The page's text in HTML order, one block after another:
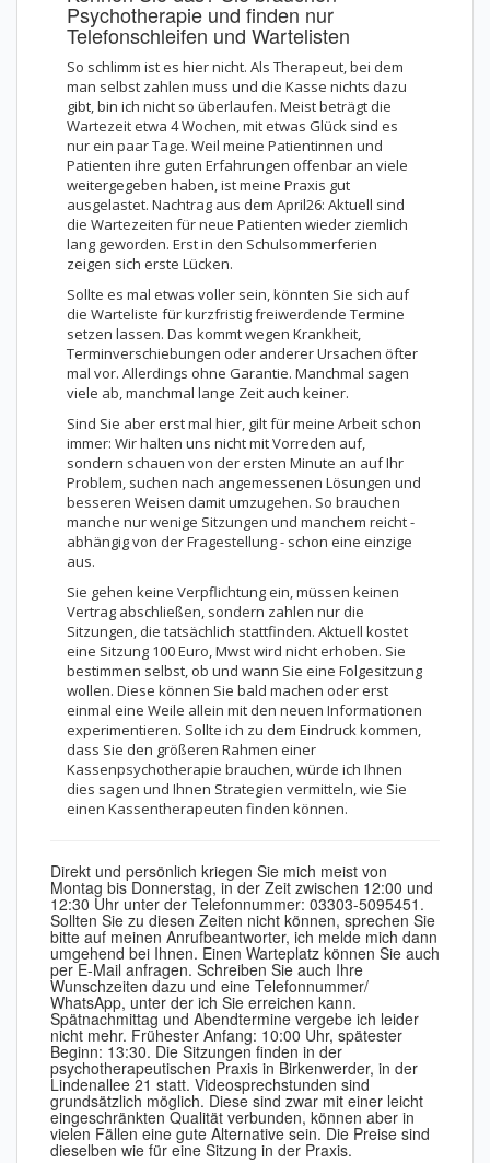
Psychotherapie und finden nur
Telefonschleifen und Wartelisten
So schlimm ist es hier nicht. Als Therapeut, bei dem
man selbst zahlen muss und die Kasse nichts dazu
gibt, bin ich nicht so überlaufen. Meist beträgt die
Wartezeit etwa 4 Wochen, mit etwas Glück sind es
nur ein paar Tage. Weil meine Patientinnen und
Patienten ihre guten Erfahrungen offenbar an viele
weitergegeben haben, ist meine Praxis gut
ausgelastet. Nachtrag aus dem April26: Aktuell sind
die Wartezeiten für neue Patienten wieder ziemlich
lang geworden. Erst in den Schulsommerferien
zeigen sich erste Lücken.
Sollte es mal etwas voller sein, könnten Sie sich auf
die Warteliste für kurzfristig freiwerdende Termine
setzen lassen. Das kommt wegen Krankheit,
Terminverschiebungen oder anderer Ursachen öfter
mal vor. Allerdings ohne Garantie. Manchmal sagen
viele ab, manchmal lange Zeit auch keiner.
Sind Sie aber erst mal hier, gilt für meine Arbeit schon
immer: Wir halten uns nicht mit Vorreden auf,
sondern schauen von der ersten Minute an auf Ihr
Problem, suchen nach angemessenen Lösungen und
besseren Weisen damit umzugehen. So brauchen
manche nur wenige Sitzungen und manchem reicht -
abhängig von der Fragestellung - schon eine einzige
aus.
Sie gehen keine Verpflichtung ein, müssen keinen
Vertrag abschließen, sondern zahlen nur die
Sitzungen, die tatsächlich stattfinden. Aktuell kostet
eine Sitzung 100 Euro, Mwst wird nicht erhoben. Sie
bestimmen selbst, ob und wann Sie eine Folgesitzung
wollen. Diese können Sie bald machen oder erst
einmal eine Weile allein mit den neuen Informationen
experimentieren. Sollte ich zu dem Eindruck kommen,
dass Sie den größeren Rahmen einer
Kassenpsychotherapie brauchen, würde ich Ihnen
dies sagen und Ihnen Strategien vermitteln, wie Sie
einen Kassentherapeuten finden können.
Direkt und persönlich kriegen Sie mich meist von
Montag bis Donnerstag, in der Zeit zwischen 12:00 und
12:30 Uhr unter der Telefonnummer: 03303-5095451.
Sollten Sie zu diesen Zeiten nicht können, sprechen Sie
bitte auf meinen Anrufbeantworter, ich melde mich dann
umgehend bei Ihnen. Einen Warteplatz können Sie auch
per E-Mail anfragen. Schreiben Sie auch Ihre
Wunschzeiten dazu und eine Telefonnummer/
WhatsApp, unter der ich Sie erreichen kann.
Spätnachmittag und Abendtermine vergebe ich leider
nicht mehr. Frühester Anfang: 10:00 Uhr, spätester
Beginn: 13:30. Die Sitzungen finden in der
psychotherapeutischen Praxis in Birkenwerder, in der
Lindenallee 21 statt. Videosprechstunden sind
grundsätzlich möglich. Diese sind zwar mit einer leicht
eingeschränkten Qualität verbunden, können aber in
vielen Fällen eine gute Alternative sein. Die Preise sind
dieselben wie für eine Sitzung in der Praxis.